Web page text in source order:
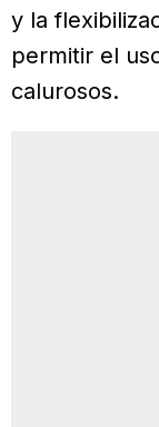
y la
permitir el
calurosos.